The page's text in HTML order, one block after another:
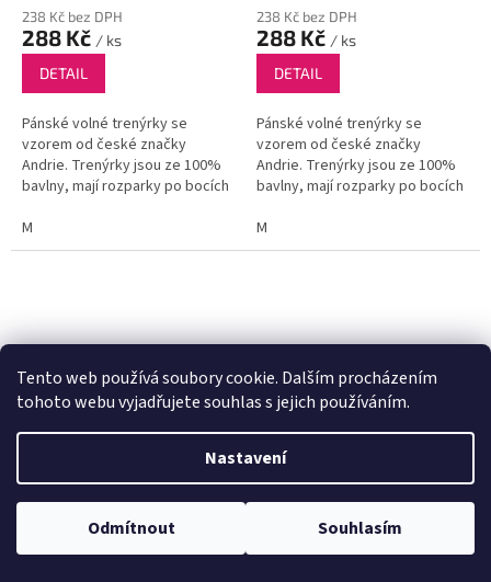
Tento web používá soubory cookie. Dalším procházením
tohoto webu vyjadřujete souhlas s jejich používáním.
Nastavení
Odmítnout Souhlasím
238 Kč bez DPH
288 Kč / ks
DETAIL
Pánské volné trenýrky se
vzorem od české značky
Andrie. Trenýrky jsou ze 100%
bavlny, mají rozparky po bocích
knoflíky.
M
238 Kč bez DPH
288 Kč / ks
DETAIL
Pánské volné trenýrky se
vzorem od české značky
Andrie. Trenýrky jsou ze 100%
bavlny, mají rozparky po bocích
knoflíky.
M
Andrie PS 5932 tyrkysové
pánské trenýrky
288 Kč
Andrie PS 5932 tmavě
modré pánské trenýrky
288 Kč